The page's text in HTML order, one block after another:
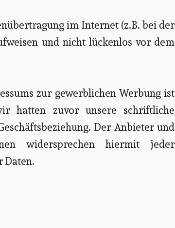
im Internet (z.B. bei der
und nicht lückenlos vor dem
zur gewerblichen Werbung ist
hatten zuvor unsere schriftliche
Der Anbieter und
widersprechen hiermit jeder
Daten.